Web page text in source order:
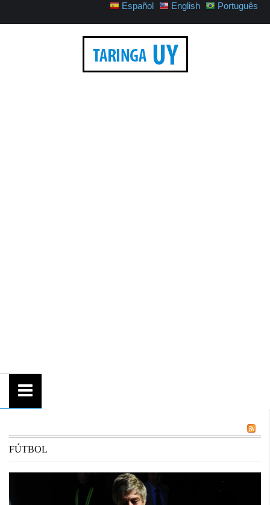
Español English Português
FÚTBOL